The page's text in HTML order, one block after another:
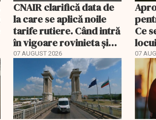
CNAIR clarifică data de
la care se aplică noile
tarife rutiere. Când intră
în vigoare rovinieta și
TollRo
07 AUGUST 2026
Ce
07